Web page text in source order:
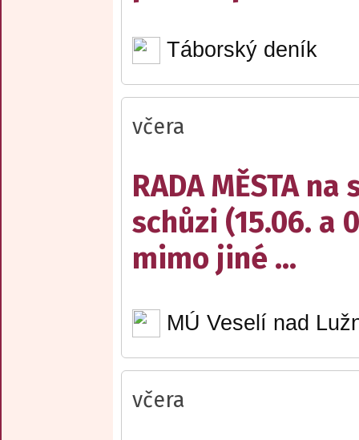
Táborský deník
včera
RADA MĚSTA na
schůzi (15.06. a
mimo jiné ...
MÚ Veselí nad
včera